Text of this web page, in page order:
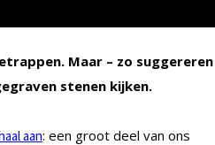
Maar – zo suggereren
stenen kijken.
aan: een groot deel van ons